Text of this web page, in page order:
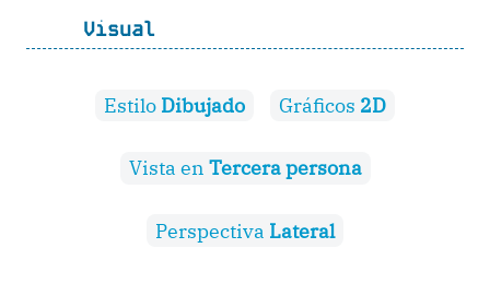
Visual
Estilo Dibujado Gráficos 2D
Vista en Tercera persona
Perspectiva Lateral